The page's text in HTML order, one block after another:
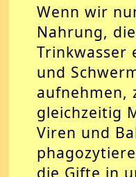
Wenn wir
Nahrung,
Trinkwasser
und
aufnehmen,
gleichzeitig
Viren und
die Gifte in